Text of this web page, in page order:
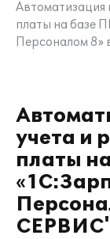
Автоматизация
платы на базе
Персоналом
учета и
платы